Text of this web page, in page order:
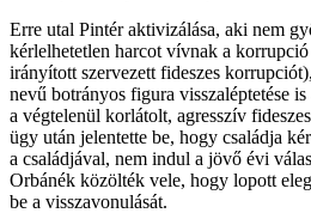
Erre utal Pintér aktivizálása, aki nem
kérlelhetetlen harcot vívnak a
irányított szervezett fideszes
nevű botrányos figura visszaléptetése
a végtelenül korlátolt, agresszív
ügy után jelentette be, hogy családja
a családjával, nem indul a jövő évi
Orbánék közölték vele, hogy lopott
be a visszavonulását.